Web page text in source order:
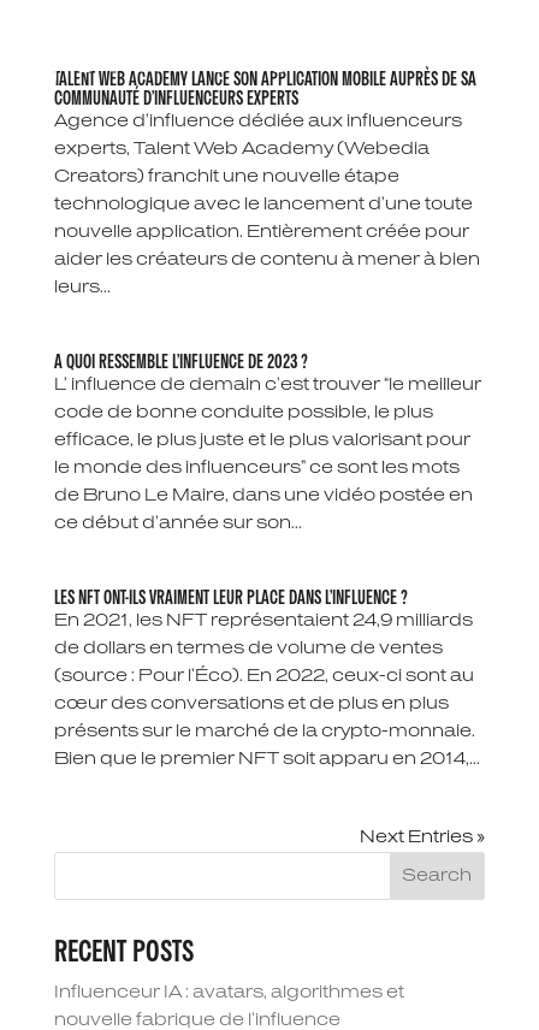
TALENT WEB ACADEMY LANCE SON APPLICATION MOBILE AUPRÈS DE SA
COMMUNAUTÉ D’INFLUENCEURS EXPERTS
Agence d’influence dédiée aux influenceurs
experts, Talent Web Academy (Webedia
Creators) franchit une nouvelle étape
technologique avec le lancement d’une toute
nouvelle application. Entièrement créée pour
aider les créateurs de contenu à mener à bien
leurs...
A QUOI RESSEMBLE L’INFLUENCE DE 2023 ?
L’ influence de demain c’est trouver “le meilleur
code de bonne conduite possible, le plus
efficace, le plus juste et le plus valorisant pour
le monde des influenceurs” ce sont les mots
de Bruno Le Maire, dans une vidéo postée en
ce début d’année sur son...
LES NFT ONT-ILS VRAIMENT LEUR PLACE DANS L’INFLUENCE ?
En 2021, les NFT représentaient 24,9 milliards
de dollars en termes de volume de ventes
(source : Pour l’Éco). En 2022, ceux-ci sont au
cœur des conversations et de plus en plus
présents sur le marché de la crypto-monnaie.
Bien que le premier NFT soit apparu en 2014,...
Next Entries »
Search
RECENT POSTS
Influenceur IA : avatars, algorithmes et
nouvelle fabrique de l’influence